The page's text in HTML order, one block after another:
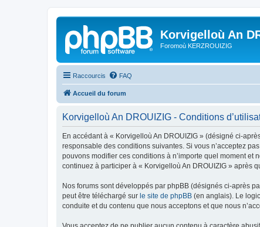
Korvigelloù An
Foromoù KERZROUIZIG
Raccourcis FAQ
Accueil du forum
Korvigelloù An DROUIZIG - Conditions
En accédant à « Korvigelloù An DROUIZIG » (désigné ci-
responsable des conditions suivantes. Si vous n’acceptez
pouvons modifier ces conditions à n’importe quel moment
continuez à participer à « Korvigelloù An DROUIZIG » après
Nos forums sont développés par phpBB (désignés ci-après
peut être téléchargé sur le site de phpBB (en anglais). Le
conduite et du contenu que nous acceptons et que nous